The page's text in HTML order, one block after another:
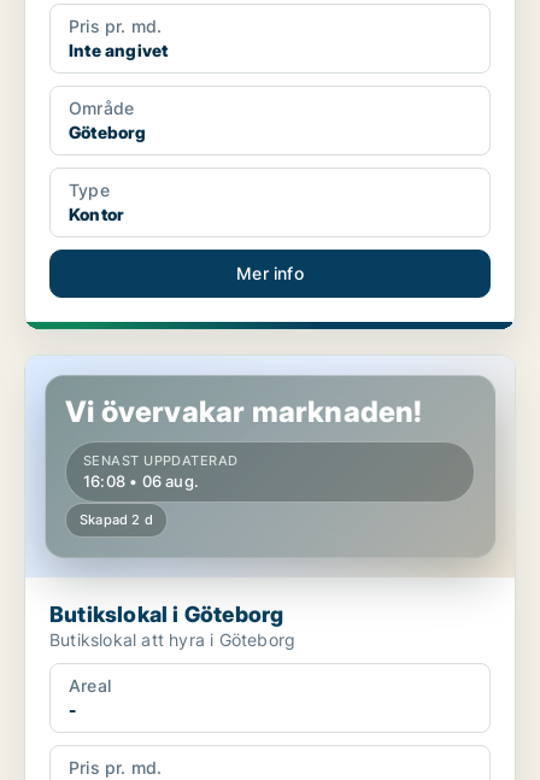
Pris pr. md.
Inte angivet
Område
Göteborg
Type
Kontor
Mer info
Butikslokal i Göteborg
Vi övervakar marknaden!
SENAST UPPDATERAD
16:08 • 06 aug.
Skapad 2 d
Butikslokal i Göteborg
Butikslokal att hyra i Göteborg
Areal
-
Pris pr. md.